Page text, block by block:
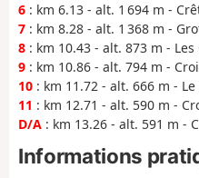
6 : km 6.13 - alt. 1 694 m -
7 : km 8.28 - alt. 1 368 m -
8 : km 10.43 - alt. 873 m - Les
9 : km 10.86 - alt. 794 m -
10 : km 11.72 - alt. 666 m -
11 : km 12.71 - alt. 590 m -
D/A : km 13.26 - alt. 591 m -
Informations